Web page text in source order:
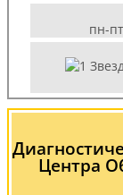
пн-
Центра